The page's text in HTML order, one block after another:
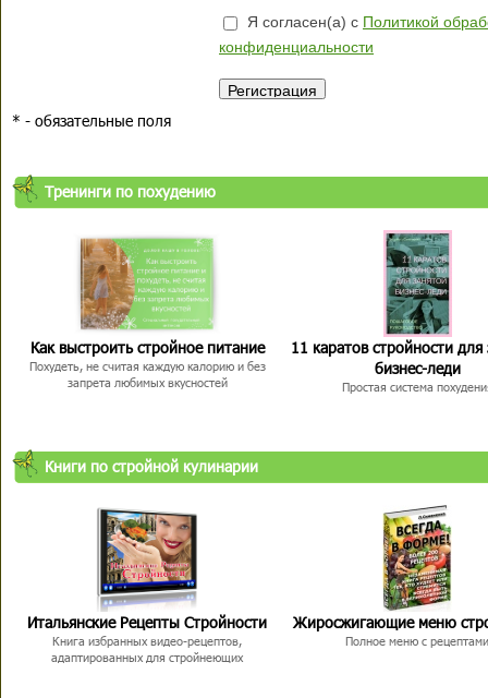
Я согласен(а) с Политикой
конфиденциальности
* - обязательные поля
Тренинги по похудению
Как выстроить стройное питание
Похудеть, не считая каждую калорию и без
запрета любимых вкусностей
11 каратов стройности для
бизнес-леди
Простая система
Книги по стройной кулинарии
Итальянские Рецепты Стройности
Книга избранных видео-рецептов,
адаптированных для стройнеющих
Жиросжигающие меню
Полное меню с рецептами